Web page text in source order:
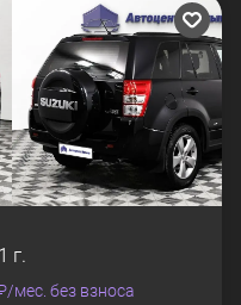
г.
мес. без взноса